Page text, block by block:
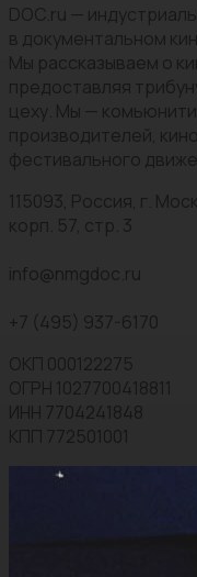
DOC.ru —
в документальном
Мы рассказываем о
предоставляя
цеху. Мы —
производителей,
фестивального
115093, Россия, г.
корп. 57, стр. 3
info@nmgdoc.ru
+7 (495) 937-6170
ИНН 7704241848